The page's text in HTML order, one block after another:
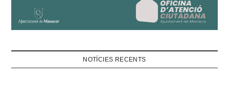
NOTÍCIES RECENTS